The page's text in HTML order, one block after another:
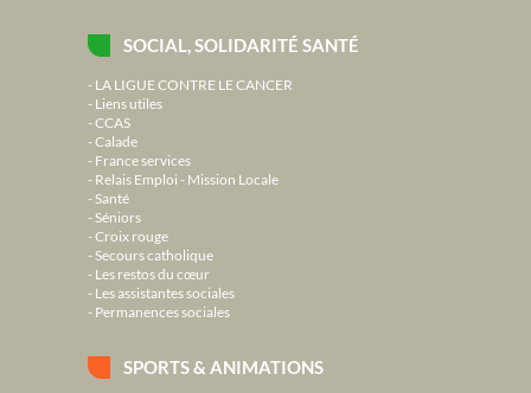
SOCIAL, SOLIDARITÉ SANTÉ
LA LIGUE CONTRE LE CANCER
Liens utiles
CCAS
Calade
France services
Relais Emploi - Mission Locale
Santé
Séniors
Croix rouge
Secours catholique
Les restos du cœur
Les assistantes sociales
Permanences sociales
SPORTS & ANIMATIONS